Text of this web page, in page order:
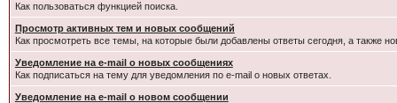
Как пользоваться функцией поиска.
Просмотр активных тем и новых сообщений
Как просмотреть все темы, на которые были добавлены ответы сегодня, а также
Уведомление на e-mail о новых сообщениях
Как подписаться на тему для уведомления по e-mail о новых ответах.
Уведомление на е-mail о новом сообщении